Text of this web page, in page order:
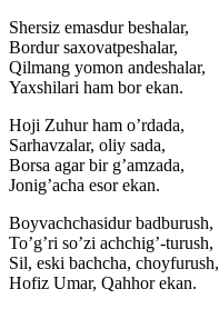
Shersiz emasdur beshalar,
Bordur saxovatpeshalar,
Qilmang yomon andeshalar,
Yaxshilari ham bor ekan.
Hoji Zuhur ham o’rdada,
Sarhavzalar, oliy sada,
Borsa agar bir g’amzada,
Jonig’acha esor ekan.
Boyvachchasidur badburush,
To’g’ri so’zi achchig’-turush,
Sil, eski bachcha, choyfurush,
Hofiz Umar, Qahhor ekan.